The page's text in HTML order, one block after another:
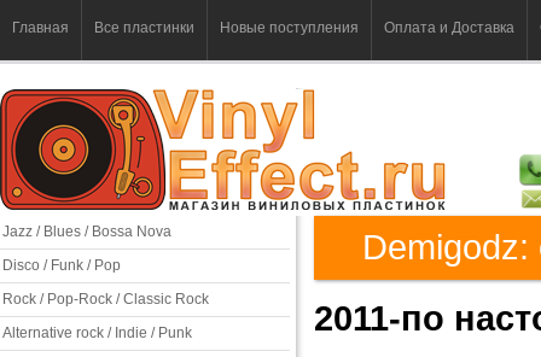
Главная Все пластинки Новые поступления Оплата и Доставка
Jazz / Blues / Bossa Nova
Disco / Funk / Pop
Rock / Pop-Rock / Classic Rock
Alternative rock / Indie / Punk
Demigodz:
2011-по